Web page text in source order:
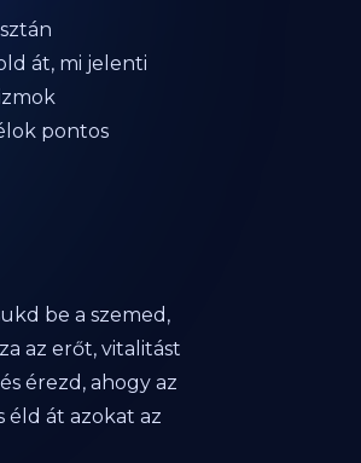
át, mi jelenti
pontos
be a szemed,
az erőt, vitalitást
érezd, ahogy az
éld át azokat az